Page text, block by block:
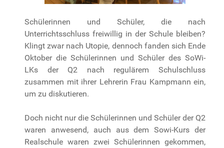
Schülerinnen und Schüler, die nach
Unterrichtsschluss freiwillig in der Schule bleiben?
Klingt zwar nach Utopie, dennoch fanden sich Ende
Oktober die Schülerinnen und Schüler des SoWi-
LKs der Q2 nach regulärem Schulschluss
zusammen mit ihrer Lehrerin Frau Kampmann ein,
um zu diskutieren.
Doch nicht nur die Schülerinnen und Schüler der Q2
waren anwesend, auch aus dem Sowi-Kurs der
Realschule waren zwei Schülerinnen gekommen,